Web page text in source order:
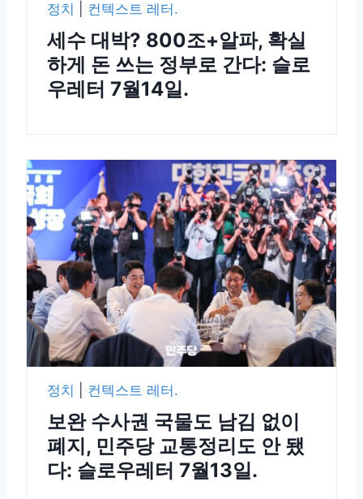
정치 컨텍스트 레터.
세수 대박? 800조+알파, 확실
하게 돈 쓰는 정부로 간다: 슬로
우레터 7월14일.
정치 컨텍스트 레터.
보완 수사권 국물도 남김 없이
폐지, 민주당 교통정리도 안 됐
다: 슬로우레터 7월13일.